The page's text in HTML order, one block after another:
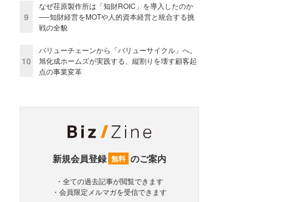
9
なぜ荏原製作所は「知財ROIC」を導入したのか
──知財経営をMOTや人的資本経営と統合する挑
戦の全貌
10
バリューチェーンから「バリューサイクル」へ。
旭化成ホームズが実践する、縦割りを壊す顧客起
点の事業変革
新規会員登録 無料 のご案内
・全ての過去記事が閲覧できます
・会員限定メルマガを受信できます